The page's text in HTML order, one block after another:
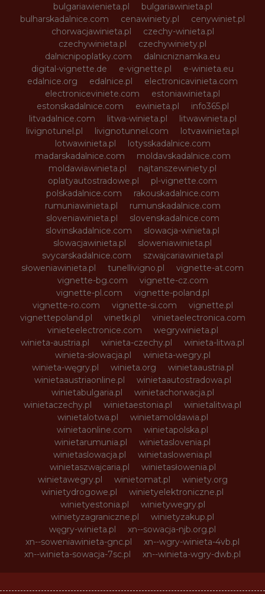
bulgariawienieta.pl
bulgariawinieta.pl
bulharskadalnice.com
cenawiniety.pl
cenywiniet.pl
chorwacjawinieta.pl
czechy-winieta.pl
czechywinieta.pl
czechywiniety.pl
dalnicnipoplatky.com
dalnicniznamka.eu
digital-vignette.de
e-vignette.pl
e-winieta.eu
edalnice.org
edalnice.pl
electronicavinieta.com
electroniceviniete.com
estoniawinieta.pl
estonskadalnice.com
ewinieta.pl
info365.pl
litvadalnice.com
litwa-winieta.pl
litwawinieta.pl
livignotunel.pl
livignotunnel.com
lotvawinieta.pl
lotwawinieta.pl
lotysskadalnice.com
madarskadalnice.com
moldavskadalnice.com
moldawiawinieta.pl
najtanszewiniety.pl
oplatyautostradowe.pl
pl-vignette.com
polskadalnice.com
rakouskadalnice.com
rumuniawinieta.pl
rumunskadalnice.com
sloveniawinieta.pl
slovenskadalnice.com
slovinskadalnice.com
slowacja-winieta.pl
slowacjawinieta.pl
sloweniawinieta.pl
svycarskadalnice.com
szwajcariawinieta.pl
słoweniawinieta.pl
tunellivigno.pl
vignette-at.com
vignette-bg.com
vignette-cz.com
vignette-pl.com
vignette-poland.pl
vignette-ro.com
vignette-si.com
vignette.pl
vignettepoland.pl
vinetki.pl
vinietaelectronica.com
vinieteelectronice.com
wegrywinieta.pl
winieta-austria.pl
winieta-czechy.pl
winieta-litwa.pl
winieta-słowacja.pl
winieta-wegry.pl
winieta-węgry.pl
winieta.org
winietaaustria.pl
winietaaustriaonline.pl
winietaautostradowa.pl
winietabulgaria.pl
winietachorwacja.pl
winietaczechy.pl
winietaestonia.pl
winietalitwa.pl
winietalotwa.pl
winietamoldawia.pl
winietaonline.com
winietapolska.pl
winietarumunia.pl
winietaslovenia.pl
winietaslowacja.pl
winietaslowenia.pl
winietaszwajcaria.pl
winietasłowenia.pl
winietawegry.pl
winietomat.pl
winiety.org
winietydrogowe.pl
winietyelektroniczne.pl
winietyestonia.pl
winietywegry.pl
winietyzagraniczne.pl
winietyzakup.pl
węgry-winieta.pl
xn--sowacja-njb.org.pl
xn--soweniawinieta-gnc.pl
xn--wgry-winieta-4vb.pl
xn--winieta-sowacja-7sc.pl
xn--winieta-wgry-dwb.pl